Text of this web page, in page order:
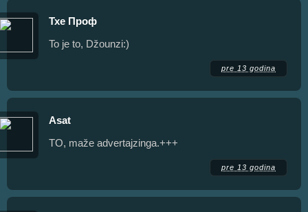
Тхе Проф
To je to, Džounzi:)
pre 13 godina
Asat
TO, maže advertajzinga.+++
pre 13 godina